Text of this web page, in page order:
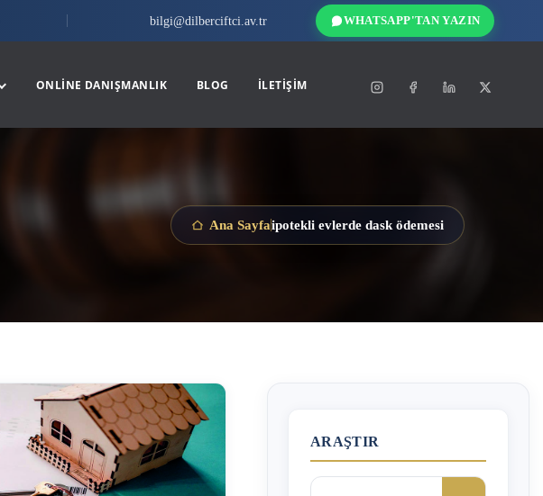
bilgi@dilberciftci.av.tr WHATSAPP'TAN YAZIN
ONLINE DANIŞMANLIK BLOG İLETIŞIM
Ana Sayfaipotekli evlerde dask ödemesi
ARAŞTIR
Arama: